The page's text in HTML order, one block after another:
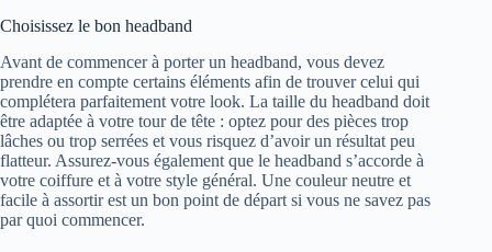
Choisissez le bon headband
Avant de commencer à porter un headband, vous devez
prendre en compte certains éléments afin de trouver celui qui
complétera parfaitement votre look. La taille du headband doit
être adaptée à votre tour de tête : optez pour des pièces trop
lâches ou trop serrées et vous risquez d’avoir un résultat peu
flatteur. Assurez-vous également que le headband s’accorde à
votre coiffure et à votre style général. Une couleur neutre et
facile à assortir est un bon point de départ si vous ne savez pas
par quoi commencer.